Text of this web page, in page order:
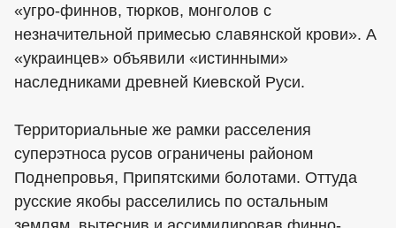
«угро-финнов, тюрков, монголов с
незначительной примесью славянской крови». А
«украинцев» объявили «истинными»
наследниками древней Киевской Руси.
Территориальные же рамки расселения
суперэтноса русов ограничены районом
Поднепровья, Припятскими болотами. Оттуда
русские якобы расселились по остальным